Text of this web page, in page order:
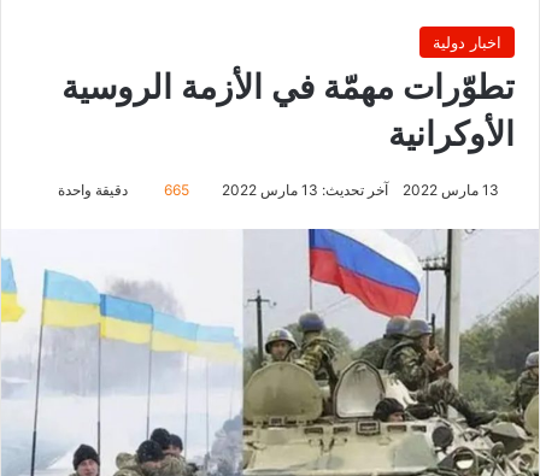
اخبار دولية
تطوّرات مهمّة في الأزمة الروسية
الأوكرانية
13 مارس 2022 آخر تحديث: 13 مارس 2022 665 دقيقة واحدة